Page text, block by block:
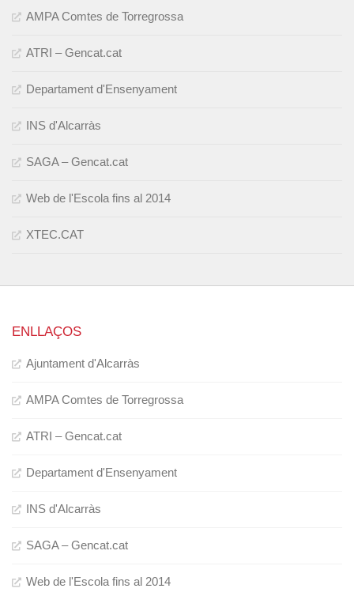
AMPA Comtes de Torregrossa
ATRI – Gencat.cat
Departament d'Ensenyament
INS d'Alcarràs
SAGA – Gencat.cat
Web de l'Escola fins al 2014
XTEC.CAT
ENLLAÇOS
Ajuntament d'Alcarràs
AMPA Comtes de Torregrossa
ATRI – Gencat.cat
Departament d'Ensenyament
INS d'Alcarràs
SAGA – Gencat.cat
Web de l'Escola fins al 2014